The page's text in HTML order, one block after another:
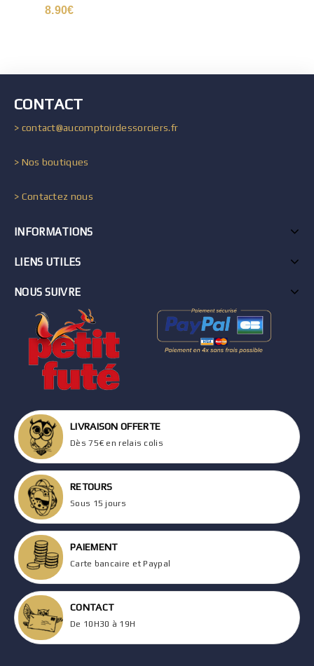
8.90€
CONTACT
> contact@aucomptoirdessorciers.fr
> Nos boutiques
> Contactez nous
INFORMATIONS
LIENS UTILES
NOUS SUIVRE
LIVRAISON OFFERTE
Dès 75€ en relais colis
RETOURS
Sous 15 jours
PAIEMENT
Carte bancaire et Paypal
CONTACT
De 10H30 à 19H